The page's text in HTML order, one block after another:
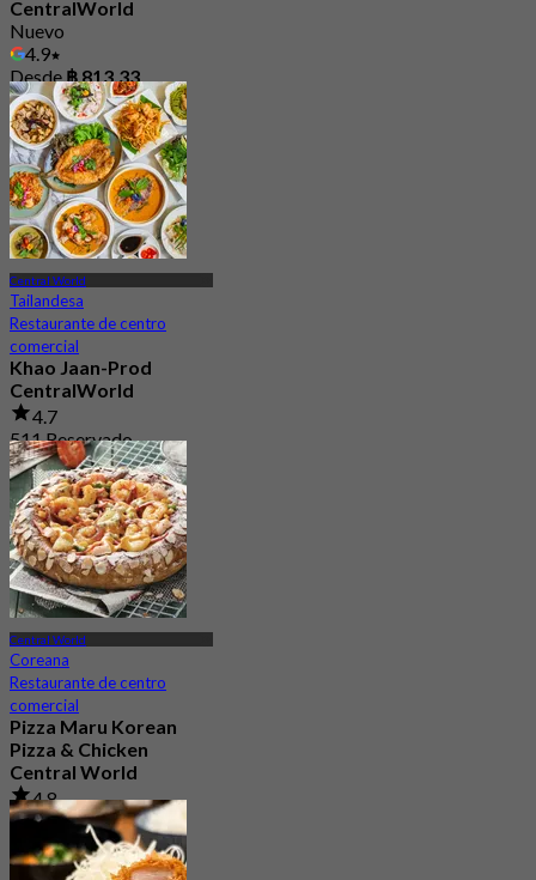
CentralWorld
Nuevo
4.9
Desde ฿ 813.33
Central World
Tailandesa
Restaurante de centro
comercial
Khao Jaan-Prod
CentralWorld
4.7
511 Reservado
Desde฿ 550
Central World
Coreana
Restaurante de centro
comercial
Pizza Maru Korean
Pizza & Chicken
Central World
4.8
77 Reservado
Desde฿ 447.5